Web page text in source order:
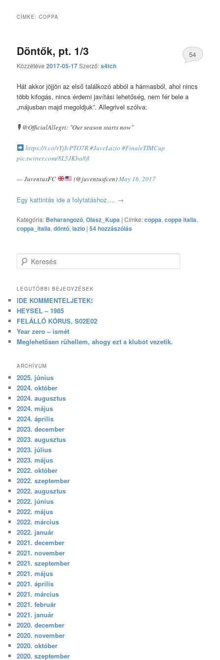
CÍMKE:COPPA
Döntők, pt. 1/3
Közzétéve2017-05-17Szerző:s4tch
54
Hát akkor jöjjön az első találkozó abból a hármasból, ahol nincs
több kifogás, nincs érdemi javítási lehetőség, nem fér bele a
„májusban majd megoldjuk”. Allegrivel szólva:
🎙 @OfficialAllegri: "Our season starts now"
https://t.co/rYjIvPTO7R#JuveLazio #FinaleTIMCup
pic.twitter.com/8L5JKba8fl
— JuventusFC (@juventusfcen)May 16, 2017
Egy kattintás ide a folytatáshoz…. →
Kategória: Beharangozó,Olasz_Kupa |Címke:coppa,coppa italia,
coppa_italia,döntő,lazio |54 hozzászólás
Keresés
LEGUTÓBBI BEJEGYZÉSEK
IDE KOMMENTELJETEK!
HEYSEL – 1985
FELÁLLÓ KÓRUS, S02E02
Year zero – ismét
Meglehetősen rühellem, ahogy ezt a klubot vezetik.
ARCHÍVUM
2025. június
2024. október
2024. augusztus
2024. május
2024. április
2023. december
2023. augusztus
2023. július
2023. május
2022. október
2022. szeptember
2022. augusztus
2022. június
2022. május
2022. március
2022. január
2021. december
2021. november
2021. szeptember
2021. május
2021. április
2021. március
2021. február
2021. január
2020. december
2020. november
2020. október
2020. szeptember